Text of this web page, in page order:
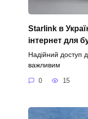
Starlink в
інтернет для
Надійний доступ
важливим
0 15